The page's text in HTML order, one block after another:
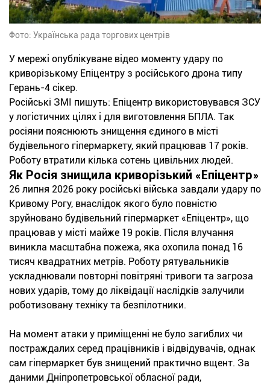
Фото: Українська рада торгових центрів
У мережі опублікуване відео моменту удару по
криворізькому Епіцентру з російського дрона типу
Герань-4 сікер.
Російські ЗМІ пишуть: Епіцентр використовувався ЗСУ
у логістичних цілях і для виготовлення БПЛА. Так
росіяни пояснюють знищення єдиного в місті
будівельного гіпермаркету, який працював 17 років.
Роботу втратили кілька сотень цивільних людей.
Як Росія знищила криворізький «Епіцентр»
26 липня 2026 року російські війська завдали удару по
Кривому Рогу, внаслідок якого було повністю
зруйновано будівельний гіпермаркет «Епіцентр», що
працював у місті майже 19 років. Після влучання
виникла масштабна пожежа, яка охопила понад 16
тисяч квадратних метрів. Роботу рятувальників
ускладнювали повторні повітряні тривоги та загроза
нових ударів, тому до ліквідації наслідків залучили
роботизовану техніку та безпілотники.
На момент атаки у приміщенні не було загиблих чи
постраждалих серед працівників і відвідувачів, однак
сам гіпермаркет був знищений практично вщент. За
даними Дніпропетровської обласної ради,